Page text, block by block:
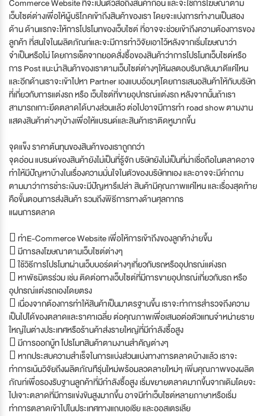
เว็บไซต์ต่างเพื่อให้ผู้บริโภคเข้าถึงสินค้าของเรา โดยจะแบ่งการทำงานเป็นสอง
ด้าน ด้านแรกจะให้การโปรโมทของเว็บไซต์ ที่อาจจะช่วยเข้าถึงความต้องการของ
ลูกค้า ที่สนใจในผลิตภัณท์และจะมีการทำวิจัยเอาไว้หลังจากเริ่มโฆษณาว่า
จำเป็นหรือไม่ โดยการเช็คจากยอดสั่งซื้อของสินค้าว่าการโปรโมทเว็บไซต์หรือ
การ Post แนะนำสินค้าของเราตามเว็บไซต์ต่างๆให้ผลตอบรับกลับมาดีแค่ไหน
และอีกด้านเราจะเข้าไปหา Partner เองแบบอ้อมๆโดยการเสนอสินค้าให้กับบริษัท
ที่เกี่ยวกับการแต่งรถ หรือ เว็บไซต์ที่ขายอุปกรณ์แต่งรถ หลังจากนั้นถ้าเรา
สามารถเกาะยึดตลาดได้บางส่วนแล้ว ต่อไปอาจมีการทำ road show ตามงาน
แสดงสินค้าต่างๆบ้างเพื่อให้แบรนด์และสินค้าเราติดหูมากขึ้น
จุดแข็ง ราคาต้นทุนของสินค้าของเราถูกกว่า
จุดอ่อน แบรนด์ของสินค้ายังไม่เป็นที่รู้จัก บริษัทยังไม่เป็นที่น่าเชื่อถือในตลาดอาจ
ทำให้มีปัญหาบ้างในเรื่องความมั่นใจในตัวของบริษัททเอง และอาจจะมีคำถาม
ตามมาว่าการชำระเงินจะมีปัญหารึเปล่า สินค้ามีคุณภาพแค่ไหน และเรื่องสุดท้าย
คือขั้นตอนการส่งสินค้า รวมถึงพิธีการทางด้านศุลกากร
แผนการตลาด
 ทำE-Commerce Website เพื่อให้การเข้าถึงของลูกค้าง่ายขึ้น
 มีการลงโฆษณาตามเว็บไซต์ต่างๆ
 ใช้วิธีการโปรโมทผ่านเว็บบอร์ดต่างๆเกี่ยวกับรถหรืออุปกรณ์แต่งรถ
 หาพัธมิตรร่วม เช่น ติดต่อทางเว็บไซต์ที่มีการขายอุปกรณ์เกี่ยวกับรถ หรือ
อุปกรณ์แต่งรถเองโดยตรง
 เนื่องจากต้องการทำให้สินค้าเป็นมาตรฐานขึ้น เราจะทำการสำรวจถึงความ
เป็นไปได้ของตลาดและราคาเฉลี่ย ต่อคุณภาพเพื่อเสนอต่อตัวแทนจำหน่ายราย
ใหญ่ในต่างประเทศหรือร้านค้าส่งรายใหญ่ที่มีกำลังซื้อสูง
 มีการออกบู้ท โปรโมทสินค้าตามงานสำคัญต่างๆ
 หากประสบความสำเร็จในการแบ่งส่วนแบ่งทางการตลาดบ้างแล้ว เราจะ
ทำการเน้นวิจัยถึงผลิตภัณทืรุ่นใหม่พร้อมลวดลายใหม่ๆ เพิ่มคุณภาพของผลิต
ภัณท์เพื่อรองรับฐานลูกค้าที่มีกำลังซื้อสูง เริ่มขยายตลาดมากขึ้นจากเดิมโดยจะ
ไปเจาะตลาดที่มีการแข่งขันสูงมากขึ้น อาจมีทำเว็บไซต์หลายภาษาหรือเริ่ม
ทำการตลาดเข้าไปในประเทศทางแถบเอเชีย และออสเตรเลีย